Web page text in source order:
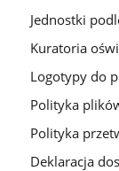
Jednostki
Kuratoria
Logotypy do
Polityka
Polityka
Deklaracja